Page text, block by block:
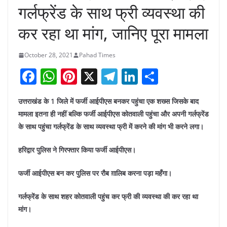
गर्लफ्रेंड के साथ फ्री व्यवस्था की
कर रहा था मांग, जानिए पूरा मामला
October 28, 2021 Pahad Times
F
a
c
e
b
o
o
k
W
h
at
s
A
p
p
Pi
nt
er
e
st
X T
e
gr
a
m
Li
n
k
e
ar
e
उत्तराखंड के 1 जिले में फर्जी आईपीएस बनकर पहुंचा एक शख्स जिसके बाद
मामला इतना ही नहीं बल्कि फर्जी आईपीएस कोतवाली पहुंचा और अपनी गर्लफ्रेंड
के साथ पहुंचा गर्लफ्रेंड के साथ व्यवस्था फ्री में करने की मांग भी करने लगा।
हरिद्वार पुलिस ने गिरफ्तार किया फर्जी आईपीएस।
फर्जी आईपीएस बन कर पुलिस पर रौब ग़ालिब करना पड़ा महँगा।
गर्लफ्रेंड के साथ शहर कोतवाली पहुंच कर फ्री की व्यवस्था की कर रहा था
मांग।